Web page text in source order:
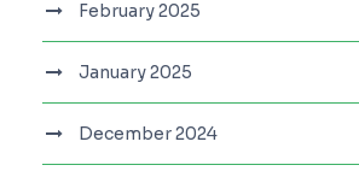
February 2025
January 2025
December 2024